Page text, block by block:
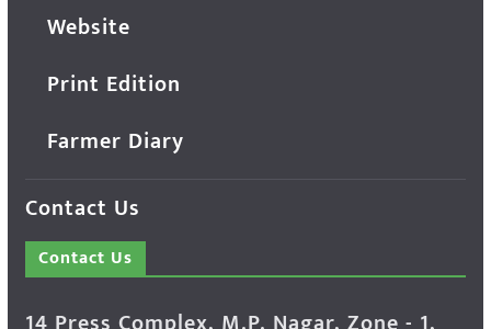
Website
Print Edition
Farmer Diary
Contact Us
Contact Us